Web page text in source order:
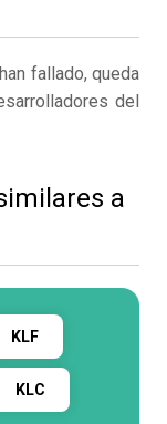
fallado, queda
del
a
KLF
KLC